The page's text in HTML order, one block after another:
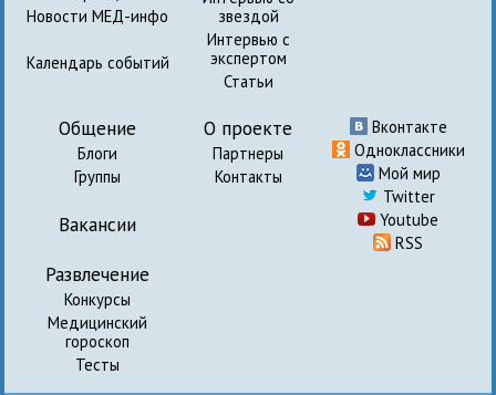
Новости МЕД-инфо
Календарь событий
звездой
Интервью с
экспертом
Статьи
Общение
Блоги
Группы
Вакансии
Развлечение
Конкурсы
Медицинский
гороскоп
Тесты
О проекте
Партнеры
Контакты
Вконтакте
Одноклассники
Мой мир
Twitter
Youtube
RSS